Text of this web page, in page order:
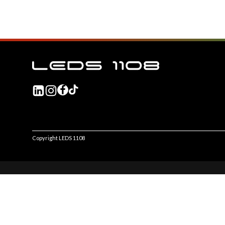
Copyright LEDS 1108